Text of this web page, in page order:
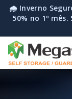
🌧️ Inverno
50% no 1º